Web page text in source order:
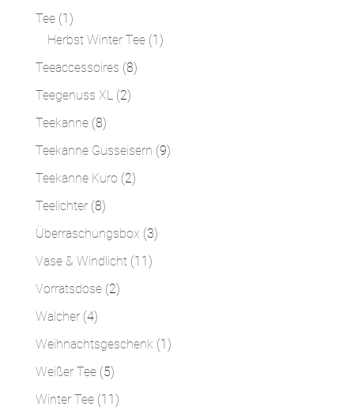
Tee 1 1
Produkt
Herbst Winter Tee 1 1
Teeaccessoires 88
Teegenuss XL 22
Teekanne 88
Produkte
Teekanne Gusseisern 99
Teekanne Kuro 22
Teelichter 88
Produkte
Überraschungsbox 33
Vase & Windlicht 11 11
Vorratsdose 22
Walcher 44
Produkte
Weihnachtsgeschenk 1 1
Weißer Tee 55
Produkte
Winter Tee 11 11